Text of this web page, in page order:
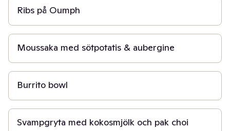
Ribs på Oumph
5 min
Moussaka med sötpotatis & aubergine
30 min
Burrito bowl
30 min
Svampgryta med kokosmjölk och pak choi